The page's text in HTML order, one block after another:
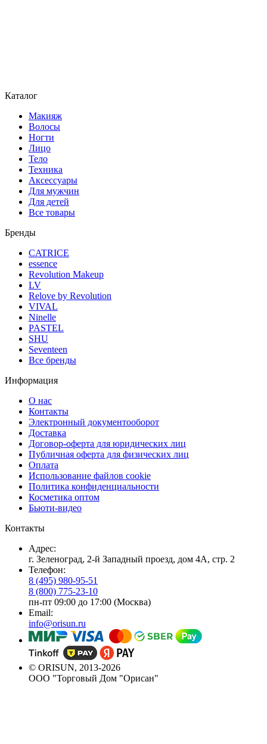
Каталог
Макияж
Волосы
Ногти
Лицо
Тело
Техника
Аксессуары
Для мужчин
Для детей
Все товары
Бренды
CATRICE
essence
Revolution Makeup
LV
Relove by Revolution
VIVAL
Ninelle
PASTEL
SHU
Seventeen
Все бренды
Информация
О нас
Контакты
Электронный документооборот
Доставка
Договор-оферта для юридических лиц
Публичная оферта для физических лиц
Оплата
Использование файлов cookie
Политика конфиденциальности
Косметика оптом
Бьюти-видео
Контакты
Адрес:
г. Зеленоград, 2-й Западный проезд, дом 4А, стр. 2
Телефон:
8 (495) 980-95-51
8 (800) 775-23-10
пн-пт 09:00 до 17:00 (Москва)
Email:
info@orisun.ru
© ORISUN, 2013-2026
ООО "Торговый Дом "Орисан"